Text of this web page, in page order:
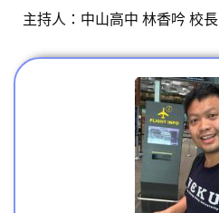
主持人：中山高中 林香吟 校長